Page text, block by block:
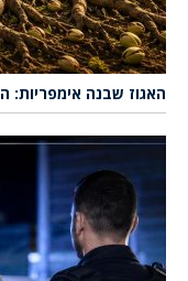
האגוז שבנה אימפריות: